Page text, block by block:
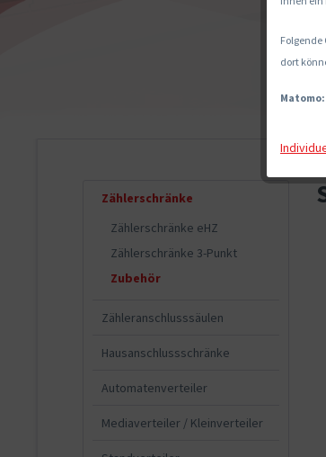
Zählerschränke
Zählerschränke eHZ
Zählerschränke 3-Punkt
Zubehör
Zähleranschlusssäulen
Hausanschlussschränke
Automatenverteiler
Mediaverteiler / Kleinverteiler
dort
Matomo: